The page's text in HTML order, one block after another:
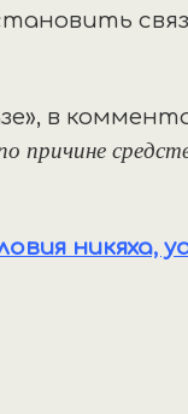
в
причине
никяха,